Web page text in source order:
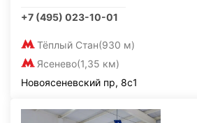
+7 (495) 023-10-01
Тёплый Стан(930 м)
Ясенево(1,35 км)
Новоясеневский пр, 8с1